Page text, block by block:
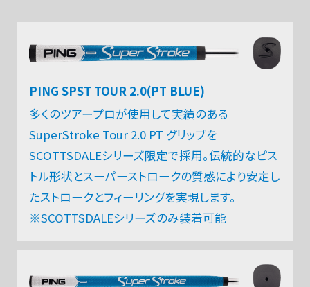
PING SPST TOUR 2.0(PT BLUE)
多くのツアープロが使用して実績のある
SuperStroke Tour 2.0 PT グリップを
SCOTTSDALEシリーズ限定で採用。伝統的なピス
トル形状とスーパーストロークの質感により安定し
たストロークとフィーリングを実現します。
※SCOTTSDALEシリーズのみ装着可能